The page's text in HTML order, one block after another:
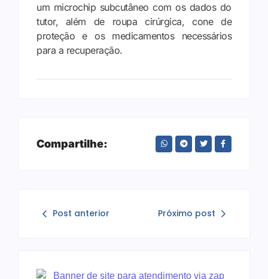
um microchip subcutâneo com os dados do
tutor, além de roupa cirúrgica, cone de
proteção e os medicamentos necessários
para a recuperação.
Compartilhe:
Post anterior Próximo post